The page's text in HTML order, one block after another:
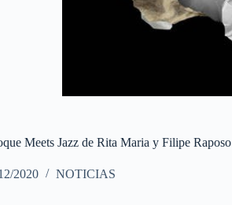
Meets Jazz de Rita Maria y Filipe Raposo
2020 NOTICIAS